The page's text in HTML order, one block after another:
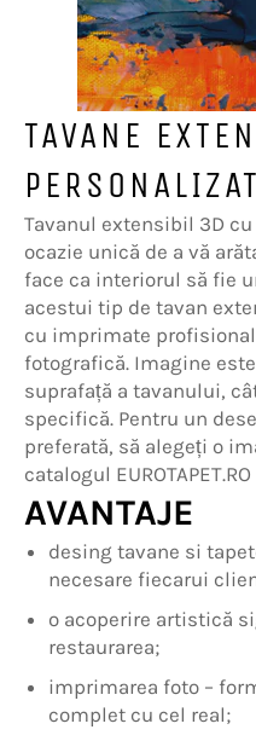
TAVANE
Tavanul extensibil 3D
ocazie unică de a vă
face ca interiorul să fie
acestui tip de tavan
cu imprimate
fotografică. Imagine
suprafață a tavanului,
specifică. Pentru un
preferată, să alegeți o
catalogul
AVANTAJE
desing tavane si
necesare fiecarui
o acoperire artistică
restaurarea;
imprimarea foto –
complet cu cel real;